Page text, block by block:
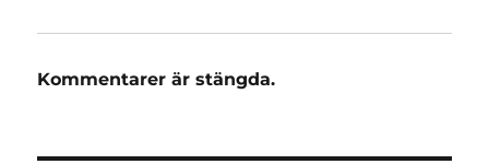
Kommentarer är stängda.